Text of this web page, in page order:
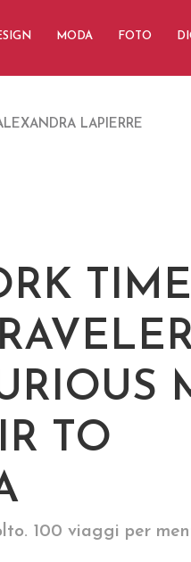
MODA FOTO
LAPIERRE
TO
100 viaggi per